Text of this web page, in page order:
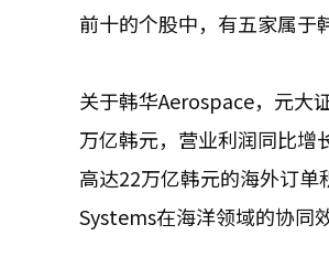
前十的个股中，有五家属于
关于韩华Aerospace，元大
万亿韩元，营业利润同比增
高达22万亿韩元的海外订
Systems在海洋领域的协同